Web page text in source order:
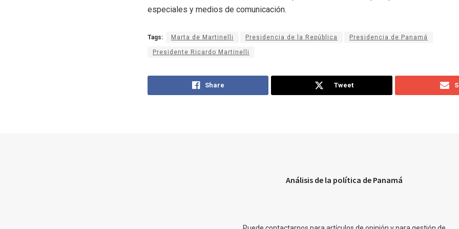
especiales y medios de comunicación.
Tags: Marta de Martinelli Presidencia de la República Presidencia de Panamá
Presidente Ricardo Martinelli
Share Tweet
Análisis de la política de Panamá